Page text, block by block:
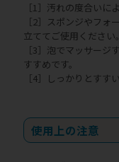
［1］汚れの度合いに
［2］スポンジやフ
立ててご使用ください。
［3］泡でマッサー
すすめです。
［4］しっかりとすす
使用上の注意